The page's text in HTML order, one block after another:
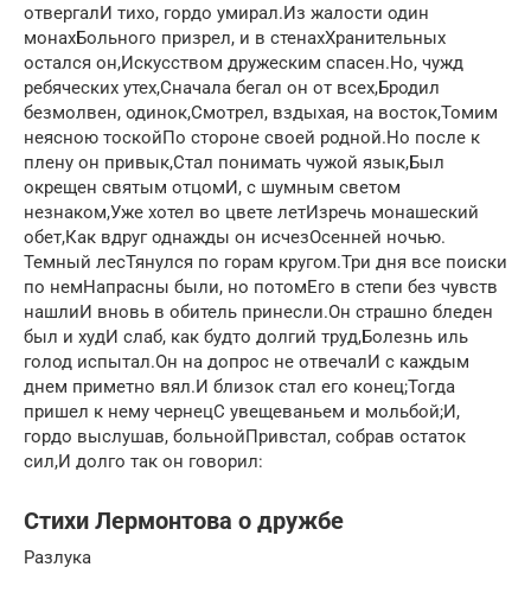
отвергалИ тихо, гордо умирал.Из жалости один
монахБольного призрел, и в стенахХранительных
остался он,Искусством дружеским спасен.Но, чужд
ребяческих утех,Сначала бегал он от всех,Бродил
безмолвен, одинок,Смотрел, вздыхая, на восток,Томим
неясною тоскойПо стороне своей родной.Но после к
плену он привык,Стал понимать чужой язык,Был
окрещен святым отцомИ, с шумным светом
незнаком,Уже хотел во цвете летИзречь монашеский
обет,Как вдруг однажды он исчезОсенней ночью.
Темный лесТянулся по горам кругом.Три дня все поиски
по немНапрасны были, но потомЕго в степи без чувств
нашлиИ вновь в обитель принесли.Он страшно бледен
был и худИ слаб, как будто долгий труд,Болезнь иль
голод испытал.Он на допрос не отвечалИ с каждым
днем приметно вял.И близок стал его конец;Тогда
пришел к нему чернецС увещеваньем и мольбой;И,
гордо выслушав, больнойПривстал, собрав остаток
сил,И долго так он говорил:
Стихи Лермонтова о дружбе
Разлука